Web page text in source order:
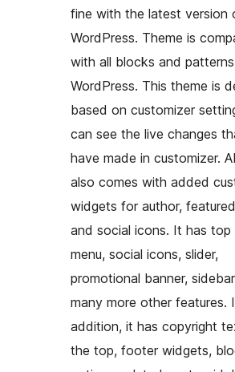
fine with the latest version
WordPress. Theme is
with all blocks and
WordPress. This theme is
based on customizer
can see the live changes
have made in customizer.
also comes with added
widgets for author,
and social icons. It has top
menu, social icons, slider,
promotional banner,
many more other features.
addition, it has copyright
the top, footer widgets,